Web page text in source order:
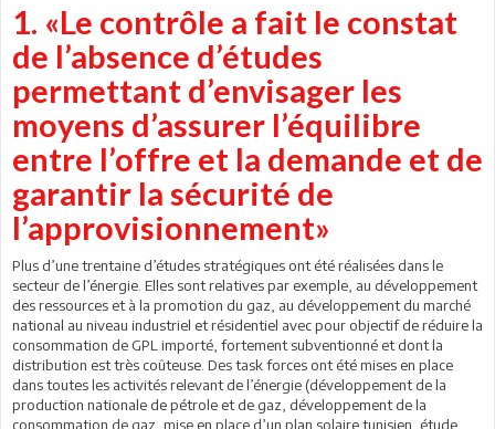
1. «Le contrôle a fait le constat
de l’absence d’études
permettant d’envisager les
moyens d’assurer l’équilibre
entre l’offre et la demande et de
garantir la sécurité de
l’approvisionnement»
Plus d’une trentaine d’études stratégiques ont été réalisées dans le
secteur de l’énergie. Elles sont relatives par exemple, au développement
des ressources et à la promotion du gaz, au développement du marché
national au niveau industriel et résidentiel avec pour objectif de réduire la
consommation de GPL importé, fortement subventionné et dont la
distribution est très coûteuse. Des task forces ont été mises en place
dans toutes les activités relevant de l’énergie (développement de la
production nationale de pétrole et de gaz, développement de la
consommation de gaz, mise en place d’un plan solaire tunisien, étude